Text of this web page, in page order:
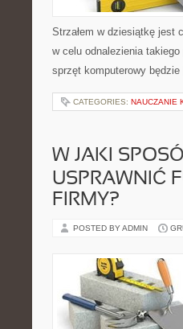
Strzałem w dziesiątkę jest
w celu odnalezienia
sprzęt komputerowy
CATEGORIES: NAUCZANIE
W JAKI
USPRAWNIĆ
FIRMY?
POSTED BY ADMIN